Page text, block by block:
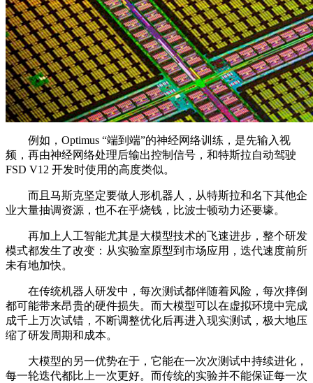
例如，Optimus “端到端”的神经网络训练，是先输入视
频，再由神经网络处理后输出控制信号，和特斯拉自动驾驶
FSD V12 开发时使用的高度类似。
而且马斯克坚定要做人形机器人，从特斯拉和名下其他企
业大量抽调资源，也不在乎烧钱，比波士顿动力还要壕。
再加上人工智能尤其是大模型技术的飞速进步，整个研发
模式都发生了改变：从实验室原型到市场应用，迭代速度前所
未有地加快。
在传统机器人研发中，每次测试都伴随着风险，每次摔倒
都可能带来昂贵的硬件损失。而大模型可以在虚拟环境中完成
成千上万次试错，不断调整优化后再进入现实测试，极大地压
缩了研发周期和成本。
大模型的另一优势在于，它能在一次次测试中持续进化，
每一轮迭代都比上一次更好。而传统的实验并不能保证每一次